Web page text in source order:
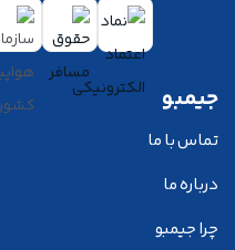
جیمبو
تماس با ما
درباره ما
چرا جیمبو